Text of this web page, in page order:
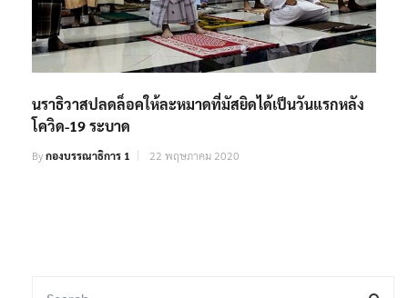
นราธิวาสปลดล็อคให้ละหมาดที่มัสยิดได้เป็นวันแรกหลัง
โควิด-19 ระบาด
Byกองบรรณาธิการ 1 22 พฤษภาคม 2020